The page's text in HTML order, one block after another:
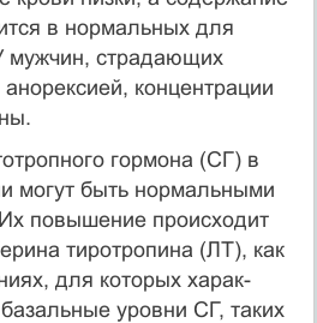
в нормальных для
мужчин, страдающих
кон­центрации
гормона (СГ) в
могут быть нормальными
повышение происходит
тиротропина (ЛТ), как
для которых харак­
уровни СГ, таких